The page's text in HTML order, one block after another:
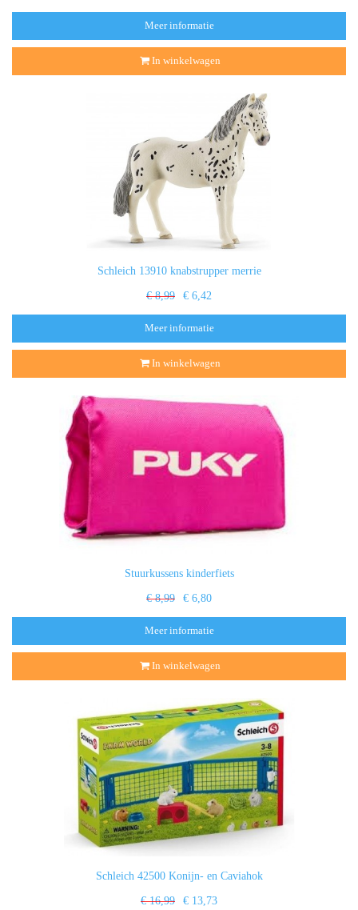
Meer informatie
In winkelwagen
Schleich 13910 knabstrupper merrie
€ 8,99 € 6,42
Meer informatie
In winkelwagen
Stuurkussens kinderfiets
€ 8,99 € 6,80
Meer informatie
In winkelwagen
Schleich 42500 Konijn- en Caviahok
€ 16,99 € 13,73